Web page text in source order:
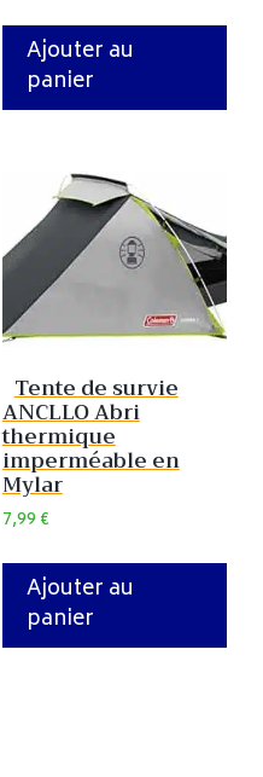
Ajouter au
panier
Tente de survie
ANCLLO Abri
thermique
imperméable en
Mylar
7,99€
Ajouter au
panier